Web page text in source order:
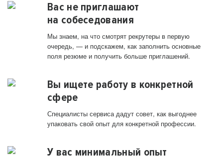
Вас не приглашают
на собеседования
Мы знаем, на что смотрят рекрутеры в первую
очередь, — и подскажем, как заполнить основные
поля резюме и получить больше приглашений.
Вы ищете работу в конкретной
сфере
Специалисты сервиса дадут совет, как выгоднее
упаковать свой опыт для конкретной профессии.
У вас минимальный опыт